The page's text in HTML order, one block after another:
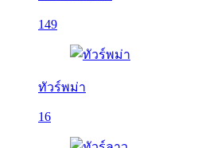
149
ทัวร์พม่า
16